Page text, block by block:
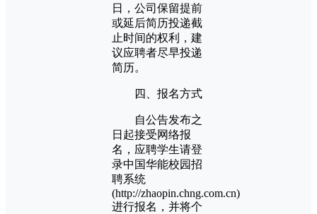
日，公司保留提前
或延后简历投递截
止时间的权利，建
议应聘者尽早投递
简历。
四、报名方式
自公告发布之
日起接受网络报
名，应聘学生请登
录中国华能校园招
聘系统
(http://zhaopin.chng.com.cn)
进行报名，并将个